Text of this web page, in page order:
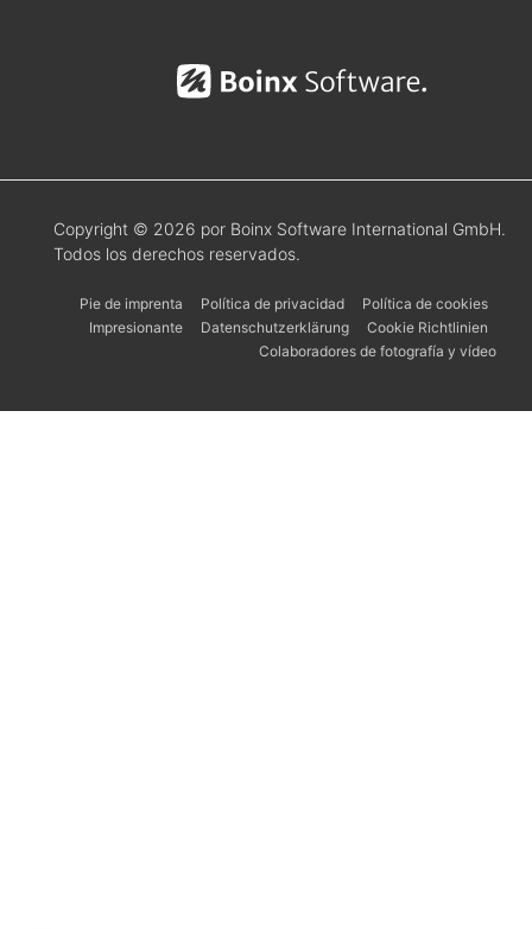
Copyright © 2026 por Boinx Software International GmbH.
Todos los derechos reservados.
Pie de imprenta Política de privacidad
Política de cookies
Impresionante
Datenschutzerklärung
Cookie Richtlinien
Colaboradores de fotografía y vídeo